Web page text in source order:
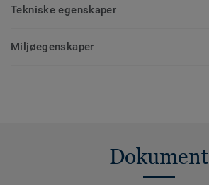
Tekniske egenskaper
Miljøegenskaper
Dokument